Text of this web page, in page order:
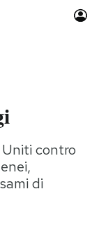
contro
di